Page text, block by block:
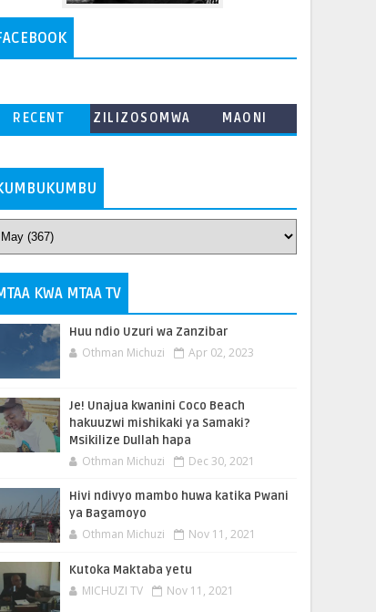
RECENT
ZILIZOSOMWA
MAONI
KWA MTAA TV
Huu ndio Uzuri wa Zanzibar
Othman Michuzi Apr 02, 2023
Je! Unajua kwanini Coco Beach
hakuuzwi mishikaki ya Samaki?
Msikilize Dullah hapa
Othman Michuzi Dec 30, 2021
Hivi ndivyo mambo huwa katika Pwani
ya Bagamoyo
Othman Michuzi Nov 11, 2021
Kutoka Maktaba yetu
MICHUZI TV Nov 11, 2021